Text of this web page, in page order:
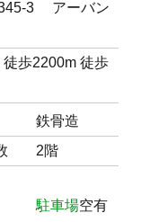
3 アーバン
歩2200m 徒歩
鉄骨造
2階
駐車場空有